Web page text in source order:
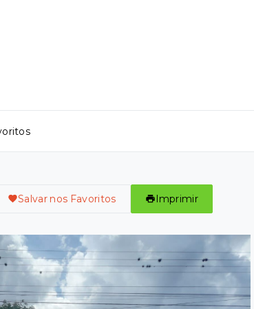
Salvar nos Favoritos Imprimir